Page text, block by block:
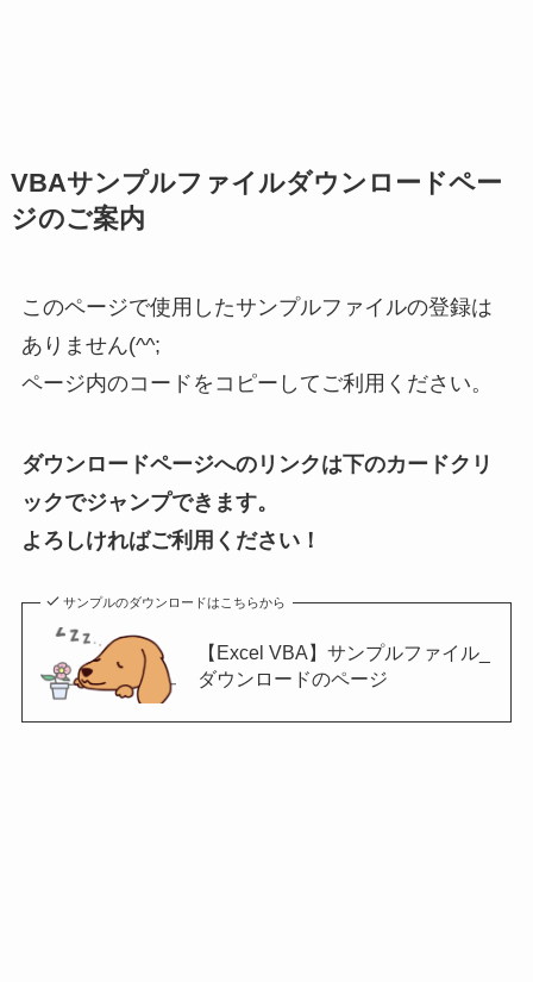
VBAサンプルファイルダウンロードペー
ジのご案内
このページで使用したサンプルファイルの登録は
ありません(^^;
ページ内のコードをコピーしてご利用ください。
ダウンロードページへのリンクは下のカードクリ
ックでジャンプできます。
よろしければご利用ください！
サンプルのダウンロードはこちらから
【Excel VBA】サンプルファイル_
ダウンロードのページ